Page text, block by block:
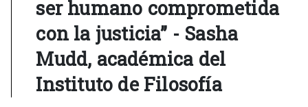
ser humano comprometida
con la justicia” - Sasha
Mudd, académica del
Instituto de Filosofía